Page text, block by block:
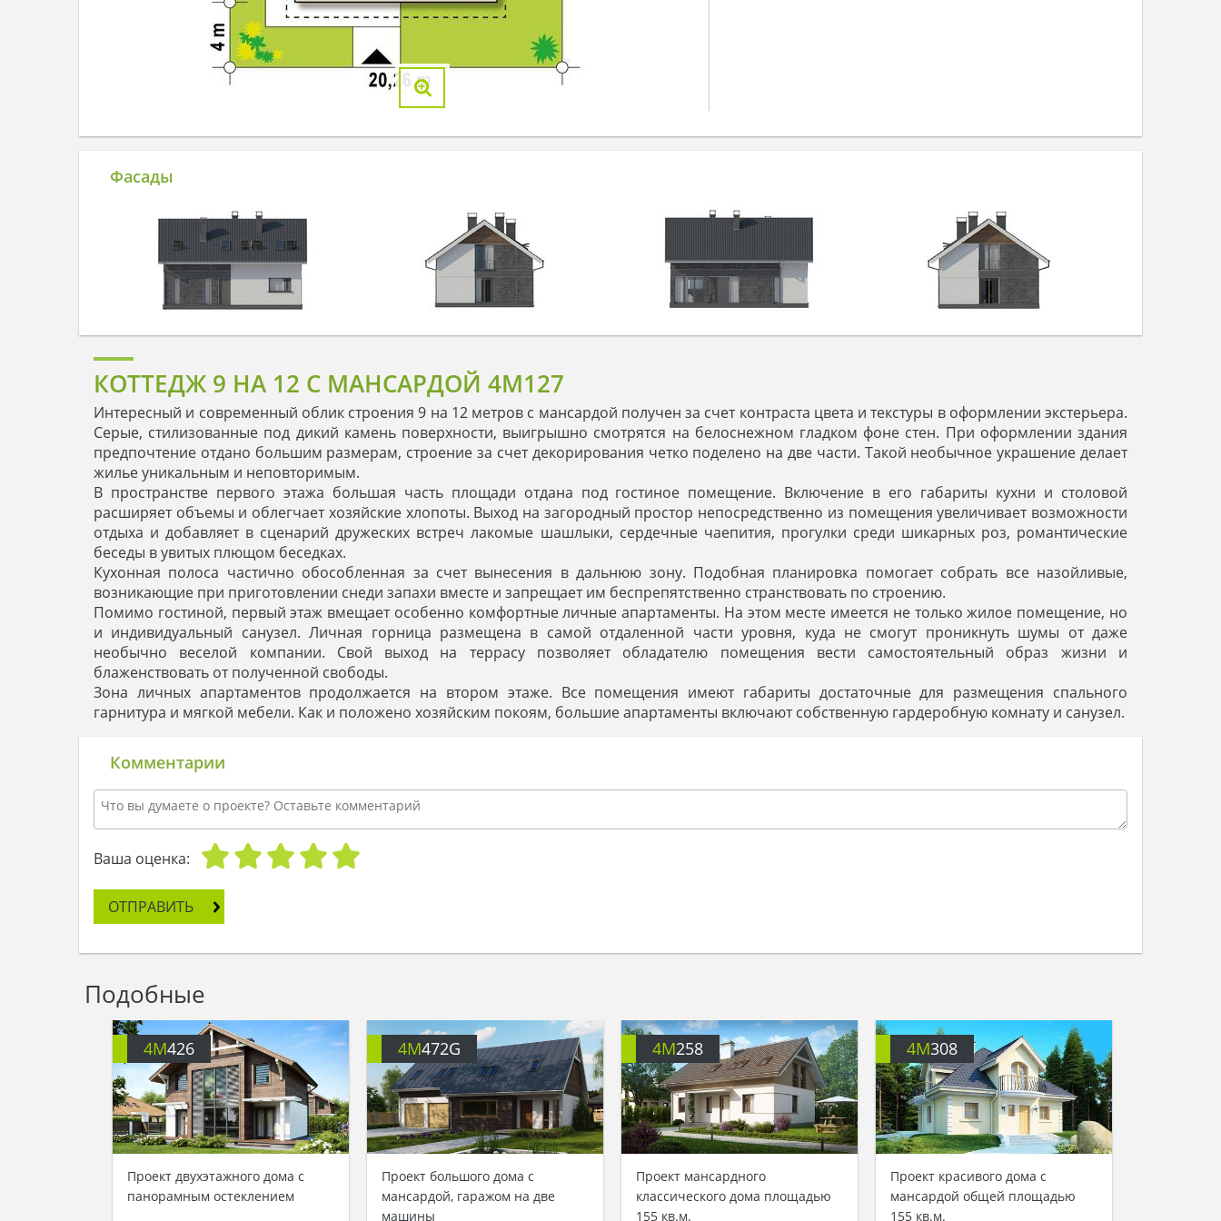
Фасады
КОТТЕДЖ 9 НА 12 С МАНСАРДОЙ 4M127
Интересный и современный облик строения 9 на 12 метров с мансардой получен за счет контраста цвета и текстуры в оформлении экстерьера.
Серые, стилизованные под дикий камень поверхности, выигрышно смотрятся на белоснежном гладком фоне стен. При оформлении здания
предпочтение отдано большим размерам, строение за счет декорирования четко поделено на две части. Такой необычное украшение делает
жилье уникальным и неповторимым.
В пространстве первого этажа большая часть площади отдана под гостиное помещение. Включение в его габариты кухни и столовой
расширяет объемы и облегчает хозяйские хлопоты. Выход на загородный простор непосредственно из помещения увеличивает возможности
отдыха и добавляет в сценарий дружеских встреч лакомые шашлыки, сердечные чаепития, прогулки среди шикарных роз, романтические
беседы в увитых плющом беседках.
Кухонная полоса частично обособленная за счет вынесения в дальнюю зону. Подобная планировка помогает собрать все назойливые,
возникающие при приготовлении снеди запахи вместе и запрещает им беспрепятственно странствовать по строению.
Помимо гостиной, первый этаж вмещает особенно комфортные личные апартаменты. На этом месте имеется не только жилое помещение, но
и индивидуальный санузел. Личная горница размещена в самой отдаленной части уровня, куда не смогут проникнуть шумы от даже
необычно веселой компании. Свой выход на террасу позволяет обладателю помещения вести самостоятельный образ жизни и
блаженствовать от полученной свободы.
Зона личных апартаментов продолжается на втором этаже. Все помещения имеют габариты достаточные для размещения спального
гарнитура и мягкой мебели. Как и положено хозяйским покоям, большие апартаменты включают собственную гардеробную комнату и санузел.
Комментарии
Ваша оценка:
ОТПРАВИТЬ
Подобные
4M426
Проект двухэтажного дома с
панорамным остеклением
4M472G
Проект большого дома с
мансардой, гаражом на две
машины
4M258
Проект мансардного
классического дома площадью
155 кв.м.
4M308
Проект красивого дома с
мансардой общей площадью
155 кв.м.